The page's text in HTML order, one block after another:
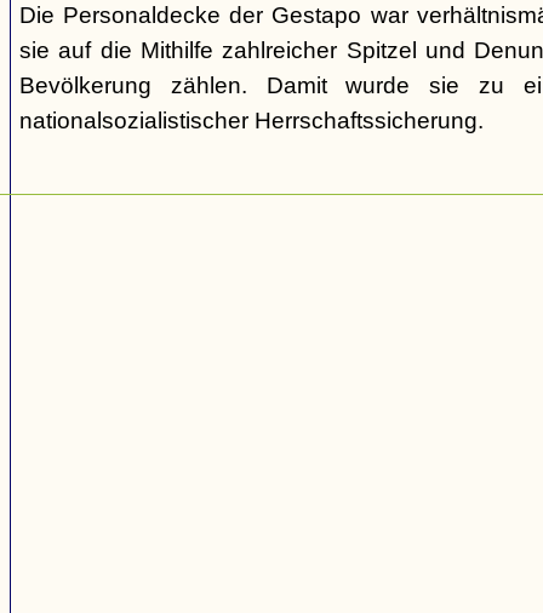
Die Personaldecke der Gestapo war
sie auf die Mithilfe zahlreicher Spitzel und
Bevölkerung zählen. Damit wurde sie zu
nationalsozialistischer Herrschaftssicherung.